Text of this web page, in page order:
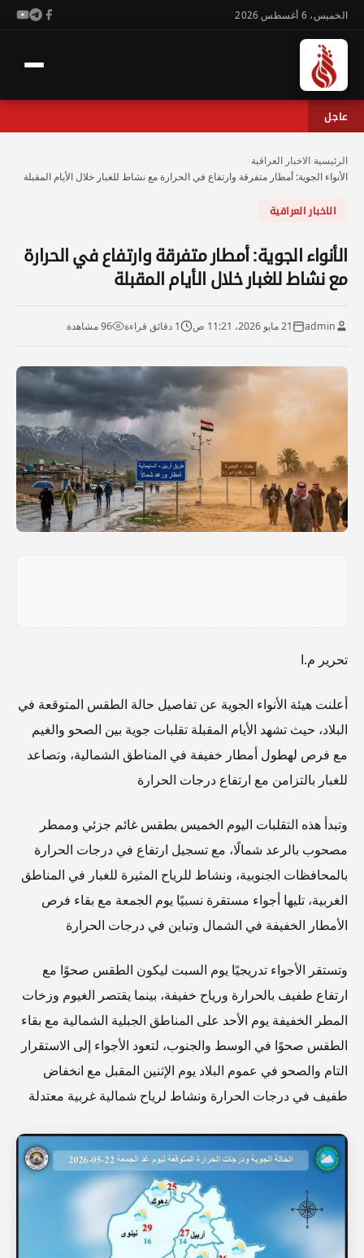
الخميس، 6 أغسطس 2026
عاجل
الرئيسية الاخبار العراقية
الأنواء الجوية: أمطار متفرقة وارتفاع في الحرارة مع نشاط للغبار خلال الأيام المقبلة
الاخبار العراقية
الأنواء الجوية: أمطار متفرقة وارتفاع في الحرارة
مع نشاط للغبار خلال الأيام المقبلة
admin 21 مايو 2026، 11:21 ص 1 دقائق قراءة 96 مشاهدة
تحرير م.ا
أعلنت هيئة الأنواء الجوية عن تفاصيل حالة الطقس المتوقعة في
البلاد، حيث تشهد الأيام المقبلة تقلبات جوية بين الصحو والغيم
مع فرص لهطول أمطار خفيفة في المناطق الشمالية، وتصاعد
للغبار بالتزامن مع ارتفاع درجات الحرارة
وتبدأ هذه التقلبات اليوم الخميس بطقس غائم جزئي وممطر
مصحوب بالرعد شمالًا، مع تسجيل ارتفاع في درجات الحرارة
بالمحافظات الجنوبية، ونشاط للرياح المثيرة للغبار في المناطق
الغربية، تليها أجواء مستقرة نسبيًا يوم الجمعة مع بقاء فرص
الأمطار الخفيفة في الشمال وتباين في درجات الحرارة
وتستقر الأجواء تدريجيًا يوم السبت ليكون الطقس صحوًا مع
ارتفاع طفيف بالحرارة ورياح خفيفة، بينما يقتصر الغيوم وزخات
المطر الخفيفة يوم الأحد على المناطق الجبلية الشمالية مع بقاء
الطقس صحوًا في الوسط والجنوب، لتعود الأجواء إلى الاستقرار
التام والصحو في عموم البلاد يوم الإثنين المقبل مع انخفاض
طفيف في درجات الحرارة ونشاط لرياح شمالية غربية معتدلة